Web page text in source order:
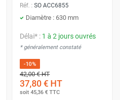
Réf. : SO ACC6855
Diamètre : 630 mm
Délai* : 1 à 2 jours ouvrés
* généralement constaté
-10%
42,00 €HT
37,80 € HT
soit 45,36 € TTC